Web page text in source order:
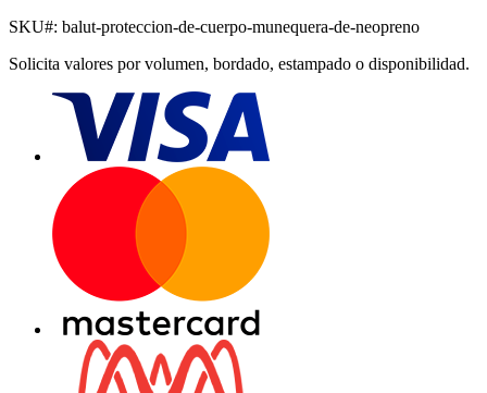
SKU#: balut-proteccion-de-cuerpo-munequera-de-neopreno
Solicita valores por volumen, bordado, estampado o disponibilidad.